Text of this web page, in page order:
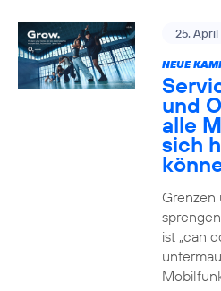
25. April
NEUE
und O
alle
sich
Grenzen
ist „can